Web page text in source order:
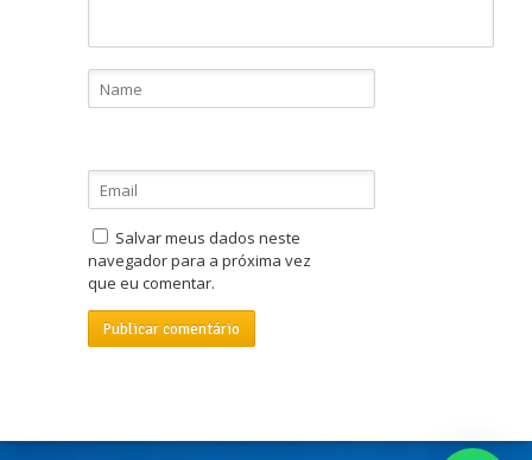
Salvar meus dados neste
navegador para a próxima vez
que eu comentar.